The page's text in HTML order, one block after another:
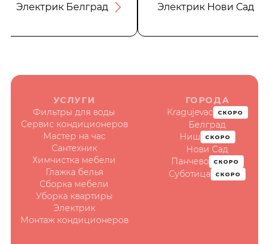
Электрик Белград Электрик Нови Сад
УСЛУГИ
Фильтры для воды
Сервис кондиционеров
Мастер на час
Сантехник
Химчистка мебели
Глажка белья
Сборка мебели
Уборка квартиры
Электрик
Монтаж кондиционеров
ГОРОДА
Kragujevac
СКОРО
Белград
Ниш
СКОРО
Нови Сад
Панчево
СКОРО
Суботица СКОРО